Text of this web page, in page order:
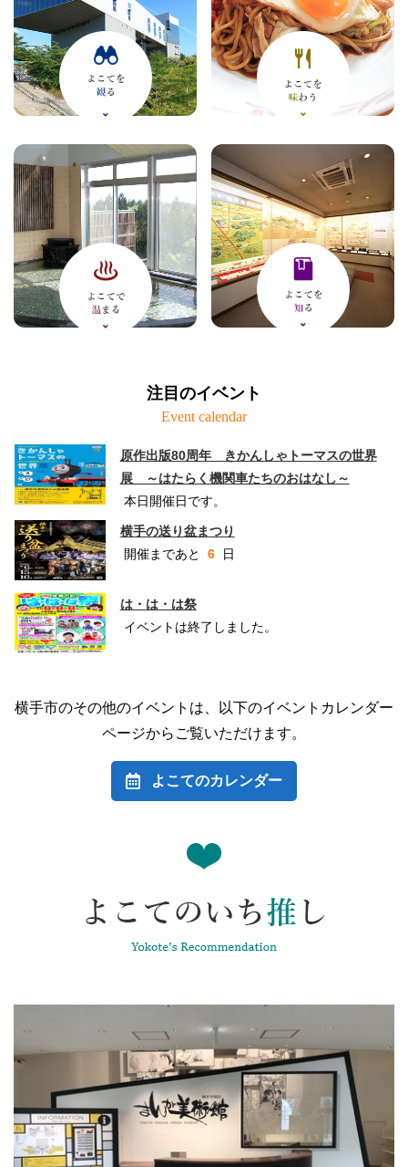
注目のイベント
Event calendar
原作出版80周年 きかんしゃトーマスの世界
展 ～はたらく機関車たちのおはなし～
本日開催日です。
横手の送り盆まつり
開催まであと
6 日
は・は・は祭
イベントは終了しました。
横手市のその他のイベントは、以下のイベントカレンダー
ページからご覧いただけます。
よこてのカレンダー